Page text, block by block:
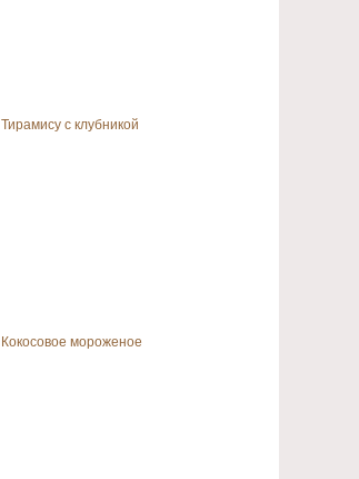
Тирамису с клубникой
Кокосовое мороженое